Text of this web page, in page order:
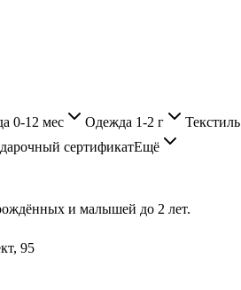
0-12 мес Одежда 1-2 г Текстиль
сертификатЕщё
и малышей до 2 лет.
95